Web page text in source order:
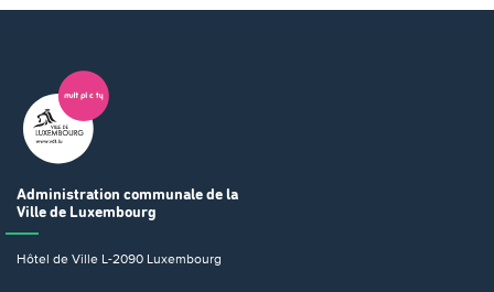
Administration communale de la
Ville de Luxembourg
Hôtel de Ville L-2090 Luxembourg